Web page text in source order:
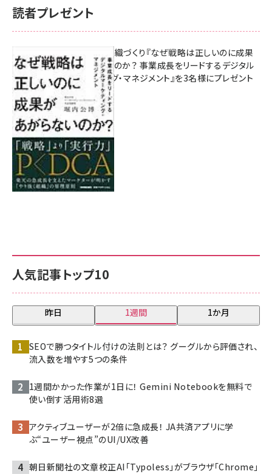
人気記事トップ10
昨日 1週間 1か月
SEOで勝つタイトル付けの法則とは？ グーグルから評価され、
流入数を増やす5つの条件
1週間かかった作業が1日に！ Gemini Notebookを無料で
使い倒す活用術8選
アクティブユーザーが2倍に急成長！ JA共済アプリに学
ぶ“ユーザー視点”のUI/UX改善
朝日新聞社の文章校正AI「Typoless」がブラウザ「Chrome」
読者プレゼント
成果を生む組織づくり『なぜ戦略は正しいのに成果
があがらないのか？ 事業成長をリードするデジタル
マーケティング・マネジメント』を3名様にプレゼント
8月7日 10:00